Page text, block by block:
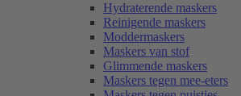
Hydraterende maskers
Reinigende maskers
Moddermaskers
Maskers van stof
Glimmende maskers
Maskers tegen mee-eters